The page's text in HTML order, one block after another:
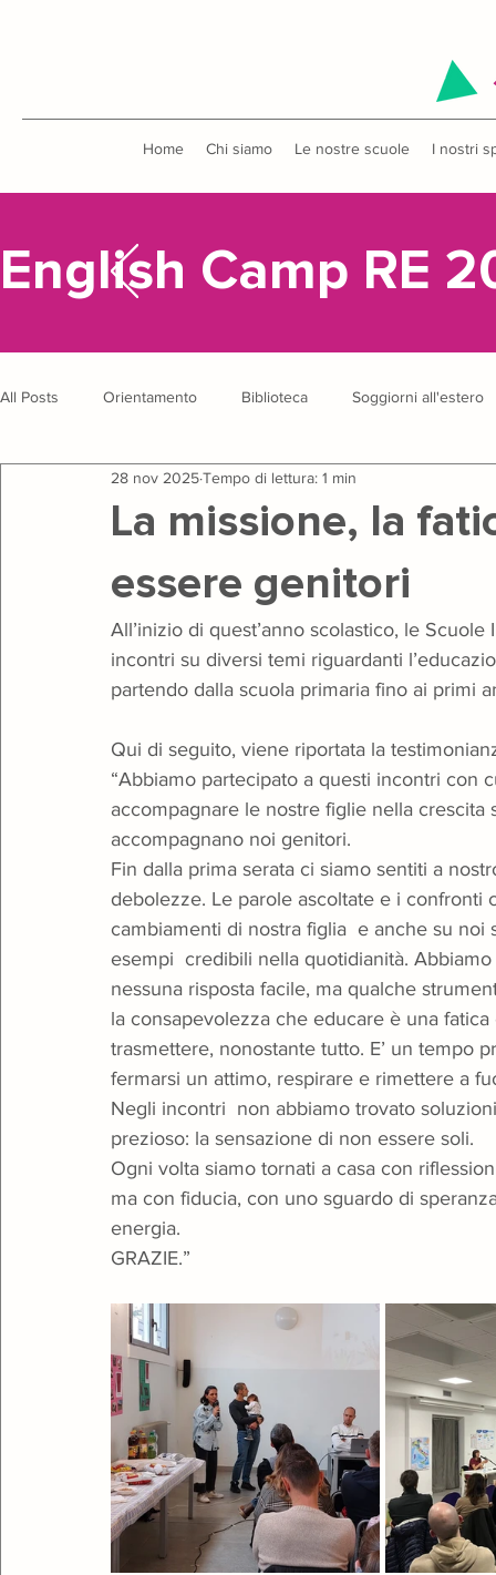
Home Chi siamo Le nostre scuole I nostri
English Camp RE
All Posts Orientamento Biblioteca Soggiorni all'estero
Uscite didattiche Concorsi English Camp
Giugno Insieme Gala Natale
La missione, la
essere genitori
28 nov 2025Tempo di lettura: 1 min
All’inizio di quest’anno scolastico, le
incontri su diversi temi riguardanti
partendo dalla scuola primaria fino ai primi
Qui di seguito, viene riportata la
“Abbiamo partecipato a questi incontri con
accompagnare le nostre figlie nella
accompagnano noi genitori.
Fin dalla prima serata ci siamo sentiti a
debolezze. Le parole ascoltate e i
cambiamenti di nostra figlia  e anche su
esempi  credibili nella quotidianità.
nessuna risposta facile, ma qualche
la consapevolezza che educare è una
trasmettere, nonostante tutto. E’ un tempo
fermarsi un attimo, respirare e rimettere a
Negli incontri  non abbiamo trovato
prezioso: la sensazione di non essere soli.
Ogni volta siamo tornati a casa con
ma con fiducia, con uno sguardo di
energia.
GRAZIE.”